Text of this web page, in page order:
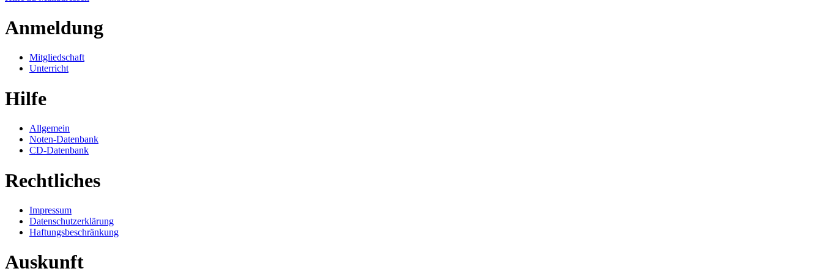
Anmeldung
Mitgliedschaft
Unterricht
Hilfe
Allgemein
Noten-Datenbank
CD-Datenbank
Rechtliches
Impressum
Datenschutzerklärung
Haftungsbeschränkung
Auskunft